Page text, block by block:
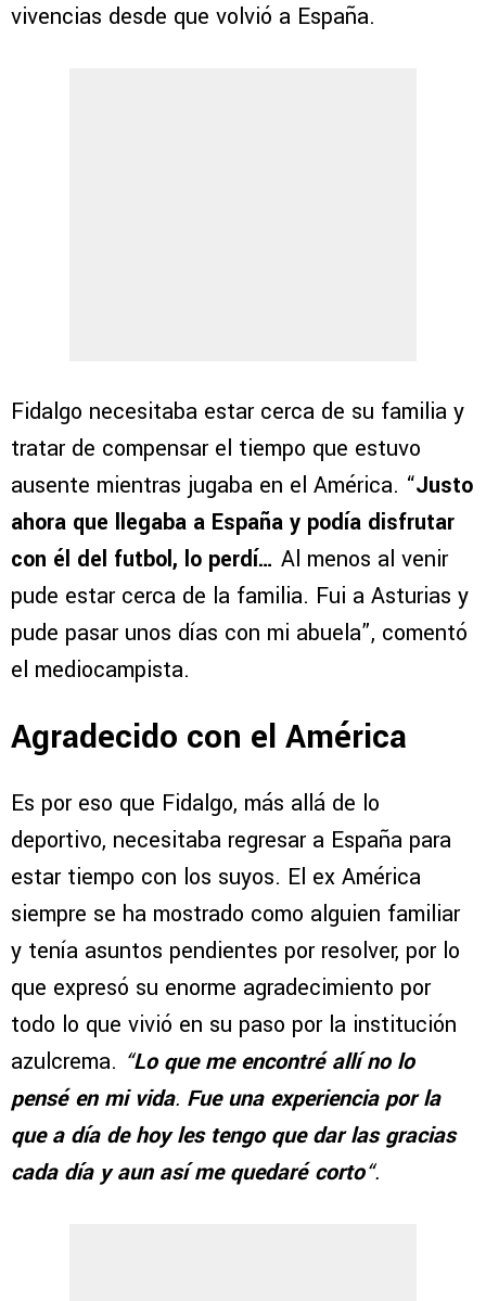
vivencias desde que volvió a España.
Fidalgo necesitaba estar cerca de su familia y
tratar de compensar el tiempo que estuvo
ausente mientras jugaba en el América. “Justo
ahora que llegaba a España y podía disfrutar
con él del futbol, lo perdí… Al menos al venir
pude estar cerca de la familia. Fui a Asturias y
pude pasar unos días con mi abuela”, comentó
el mediocampista.
Agradecido con el América
Es por eso que Fidalgo, más allá de lo
deportivo, necesitaba regresar a España para
estar tiempo con los suyos. El ex América
siempre se ha mostrado como alguien familiar
y tenía asuntos pendientes por resolver, por lo
que expresó su enorme agradecimiento por
todo lo que vivió en su paso por la institución
azulcrema. “Lo que me encontré allí no lo
pensé en mi vida. Fue una experiencia por la
que a día de hoy les tengo que dar las gracias
cada día y aun así me quedaré corto“.